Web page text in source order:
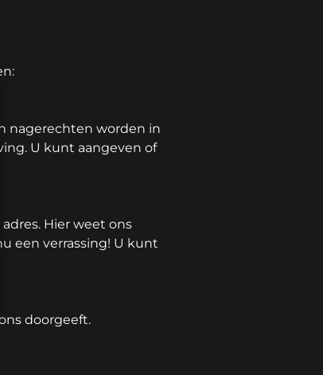
nagerechten worden in
U kunt aangeven of
Hier weet ons
een verrassing! U kunt
doorgeeft.